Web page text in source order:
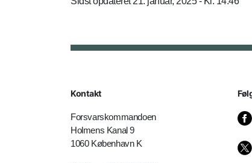
Kontakt
Forsvarskommandoen
Holmens Kanal 9
1060 København K